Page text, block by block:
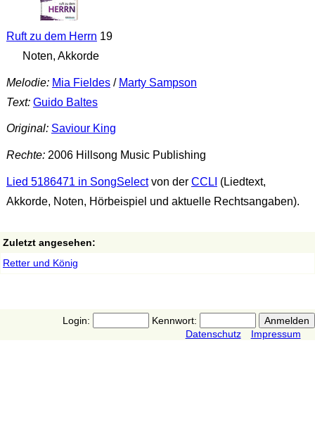
Ruft zu dem Herrn 19
Noten, Akkorde
Melodie: Mia Fieldes/ Marty Sampson
Text: Guido Baltes
Original: Saviour King
Rechte:2006 Hillsong Music Publishing
Lied 5186471 in SongSelectvon der CCLI (Liedtext,
Akkorde, Noten, Hörbeispiel und aktuelle Rechtsangaben).
Zuletzt angesehen:
Retter und König
Login:
Kennwort:
Datenschutz
Impressum